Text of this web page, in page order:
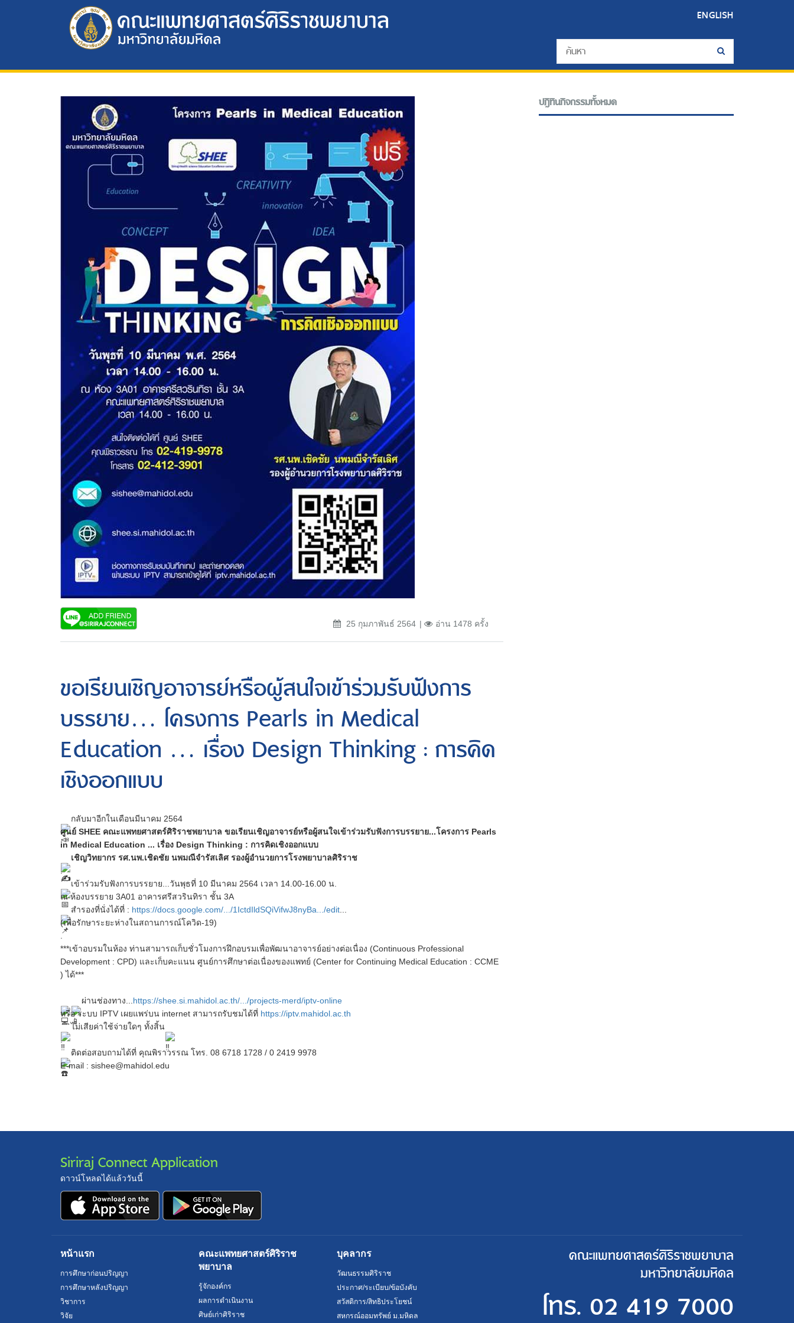
ENGLISH
25 กุมภาพันธ์ 2564 อ่าน 1478 ครั้ง
ขอเรียนเชิญอาจารย์หรือผู้สนใจเข้าร่วมรับฟังการ
บรรยาย... โครงการ Pearls in Medical
Education ... เรื่อง Design Thinking : การคิด
เชิงออกแบบ
กลับมาอีกในเดือนมีนาคม 2564
ศูนย์ SHEE คณะแพทยศาสตร์ศิริราชพยาบาล ขอเรียนเชิญอาจารย์หรือผู้สนใจเข้าร่วมรับฟังการบรรยาย...โครงการ Pearls
in Medical Education ... เรื่อง Design Thinking : การคิดเชิงออกแบบ
เชิญวิทยากร รศ.นพ.เชิดชัย นพมณีจำรัสเลิศ รองผู้อำนวยการโรงพยาบาลศิริราช
.
เข้าร่วมรับฟังการบรรยาย...วันพุธที่ 10 มีนาคม 2564 เวลา 14.00-16.00 น.
ณ ห้องบรรยาย 3A01 อาคารศรีสวรินทิรา ชั้น 3A
สำรองที่นั่งได้ที่ : https://docs.google.com/.../1IctdIldSQiVifwJ8nyBa.../edit...
(เพื่อรักษาระยะห่างในสถานการณ์โควิด-19)
.
***เข้าอบรมในห้อง ท่านสามารถเก็บชั่วโมงการฝึกอบรมเพื่อพัฒนาอาจารย์อย่างต่อเนื่อง (Continuous Professional
Development : CPD) และเก็บคะแนน ศูนย์การศึกษาต่อเนื่องของแพทย์ (Center for Continuing Medical Education : CCME
) ได้***
ผ่านช่องทาง...https://shee.si.mahidol.ac.th/.../projects-merd/iptv-online
หรือระบบ IPTV เผยแพร่บน internet สามารถรับชมได้ที่ https://iptv.mahidol.ac.th
ไม่เสียค่าใช้จ่ายใดๆ ทั้งสิ้น
.
ติดต่อสอบถามได้ที่ คุณพิราวรรณ โทร. 08 6718 1728 / 0 2419 9978
E-mail : sishee@mahidol.edu
ปฎิทินกิจกรรมทั้งหมด
Siriraj Connect Application
ดาวน์โหลดได้แล้ววันนี้
หน้าแรก
การศึกษาก่อนปริญญา
การศึกษาหลังปริญญา
วิชาการ
วิจัย
คณะแพทยศาสตร์ศิริราช
พยาบาล
รู้จักองค์กร
ผลการดำเนินงาน
ศิษย์เก่าศิริราช
บุคลากร
วัฒนธรรมศิริราช
ประกาศ/ระเบียบ/ข้อบังคับ
สวัสดิการ/สิทธิประโยชน์
สหกรณ์ออมทรัพย์ ม.มหิดล
คณะแพทยศาสตร์ศิริราชพยาบาล
มหาวิทยาลัยมหิดล
โทร. 02 419 7000